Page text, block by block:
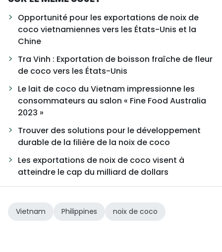
Opportunité pour les exportations de noix de
coco vietnamiennes vers les États-Unis et la
Chine
Tra Vinh : Exportation de boisson fraîche de fleur
de coco vers les États-Unis
Le lait de coco du Vietnam impressionne les
consommateurs au salon « Fine Food Australia
2023 »
Trouver des solutions pour le développement
durable de la filière de la noix de coco
Les exportations de noix de coco visent à
atteindre le cap du milliard de dollars
Vietnam Philippines noix de coco